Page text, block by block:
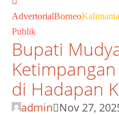
AdvertorialBorneo
Publik
Bupati
di Hadapan
admin Nov 27,